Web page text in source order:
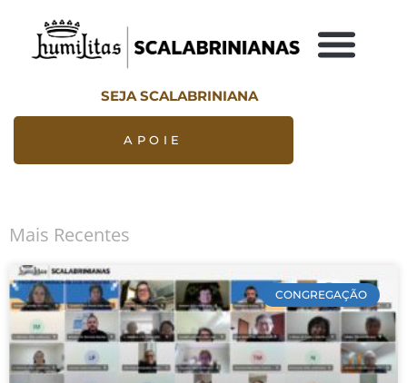
SEJA SCALABRINIANA
APOIE
Mais Recentes
CONGREGAÇÃO